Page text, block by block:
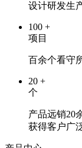
设计研发生
100 +
项目
百余个看守
20 +
个
产品远销20
获得客户广